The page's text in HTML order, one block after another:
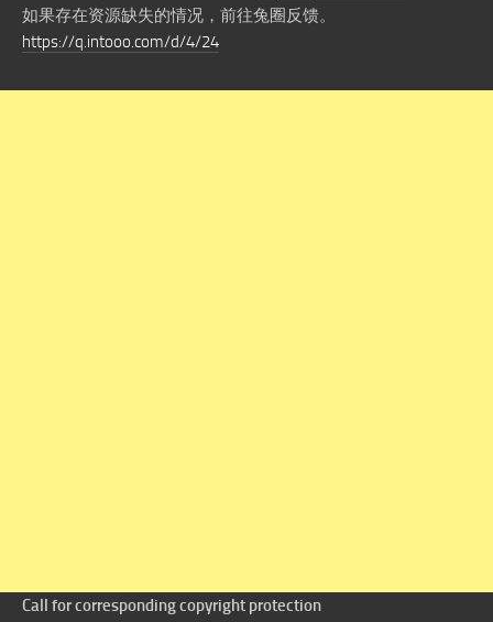
如果存在资源缺失的情况，前往兔圈反馈。
https://q.intooo.com/d/4/24
Call for corresponding copyright protection